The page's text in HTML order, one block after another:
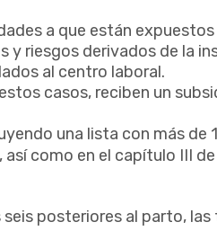
a que están
riesgos derivados de la
al centro laboral.
casos, reciben un
una lista con más
, así como en el capítulo III de
posteriores al parto,